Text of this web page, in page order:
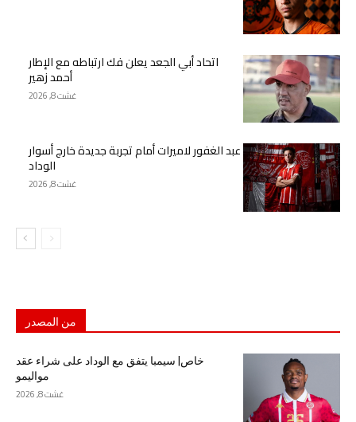
اتحاد أبي الجعد يعلن فك ارتباطه مع الإطار
أحمد زهير
غشت 8, 2026
عبد الغفور لاميرات أمام تجربة جديدة خارج أسوار
الوداد
غشت 8, 2026
من المصدر
خاص| سيمبا يتفق مع الوداد على شراء عقد
مواليمو
غشت 8, 2026